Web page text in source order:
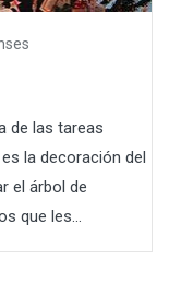
de las tareas
la decoración del
el árbol de
que les...